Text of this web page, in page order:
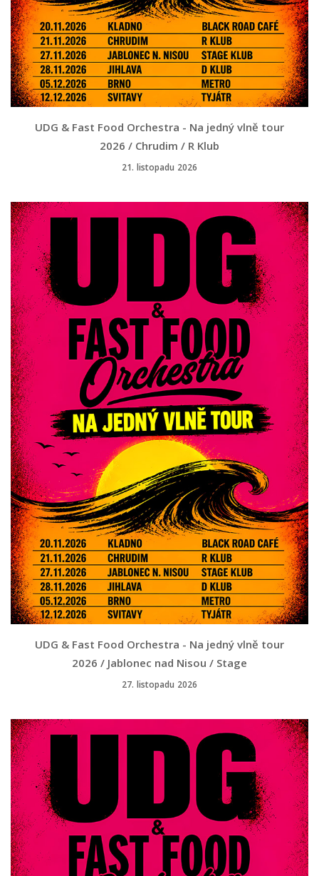
UDG & Fast Food Orchestra - Na jedný vlně tour
2026 / Chrudim / R Klub
21. listopadu 2026
UDG & Fast Food Orchestra - Na jedný vlně tour
2026 / Jablonec nad Nisou / Stage
27. listopadu 2026